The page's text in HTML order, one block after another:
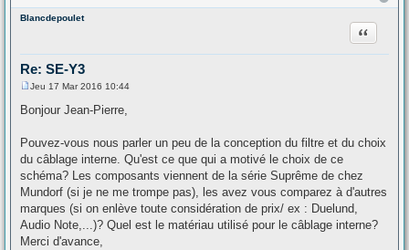
Blancdepoulet
Re: SE-Y3
Citation
e
s
a
g
e
Jeu 17 Mar 2016 10:44
Bonjour Jean-Pierre,
Pouvez-vous nous parler un peu de la conception du filtre et du choix
du câblage interne. Qu'est ce que qui a motivé le choix de ce
schéma? Les composants viennent de la série Suprême de chez
Mundorf (si je ne me trompe pas), les avez vous comparez à d'autres
marques (si on enlève toute considération de prix/ ex : Duelund,
Audio Note,...)? Quel est le matériau utilisé pour le câblage interne?
Merci d'avance,